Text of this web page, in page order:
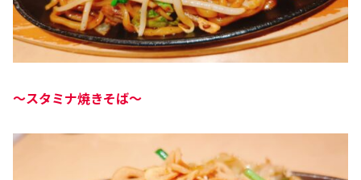
～スタミナ焼きそば～